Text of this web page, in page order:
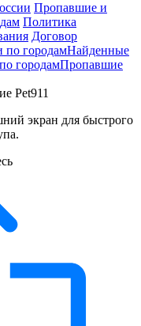
Пропавшие и
Политика
Договор
по городамНайденные
городамПропавшие
Pet911
экран для быстрого